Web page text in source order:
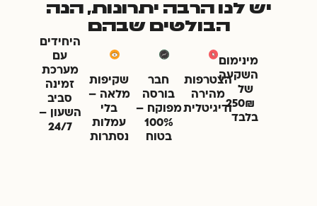
יש לנו הרבה יתרונות, הנה
הבולטים שבהם
מינימום
השקעה
של
250₪
בלבד
הצטרפות
מהירה
ודיגיטלית
חבר
בורסה
מפוקח –
100%
בטוח
שקיפות
מלאה –
בלי
עמלות
נסתרות
היחידים
עם
מערכת
זמינה
סביב
השעון –
24/7